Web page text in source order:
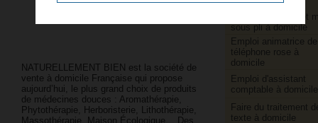
Emballage,
conditionnement et
sous pli à domicile
Emploi animatrice de
téléphone rose à
domicile
Emploi d'assistant
comptable à domicile
Faire du traitement
texte à domicile
NATURELLEMENT BIEN est la société de
vente à domicile Française qui propose
aujourd’hui, le plus grand choix de produits
de médecines douces : Aromathérapie,
Phytothérapie, Herboristerie, Lithothérapie,
Massothérapie, Maison Écologique… Des